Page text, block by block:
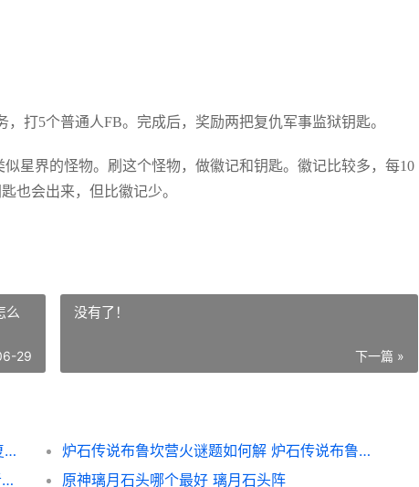
打5个普通人FB。完成后，奖励两把复仇军事监狱钥匙。
星界的怪物。刷这个怪物，做徽记和钥匙。徽记比较多，每10
也会出来，但比徽记少。
么
29
没有了！
下一篇 »
魔兽世界复仇军监牢钥匙如何运用 魔兽世界复仇军监牢钥匙
炉石传说布鲁坎营火谜题如何解 炉石传说布鲁坎怎么获得
魔兽世界8.0奥迪尔策略三号BOSS腐臭吞噬者打法说明 魔兽世界9.0怎么去奥迪尔
原神璃月石头哪个最好 璃月石头阵